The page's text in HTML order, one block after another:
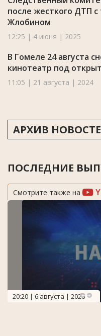
после жесткого ДТП
Жлобином
12:25 | 4 июня | 2025
В Гомеле 24 августа
кинотеатр под
11:05 | 21 августа | 2024
АРХИВ
ПОСЛЕДНИЕ
Смотрите также на
20:20 | 6 августа | 2026